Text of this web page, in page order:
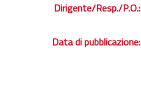
Dirigente/Resp./P.O.:
Data di pubblicazione: